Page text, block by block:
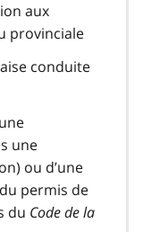
aux
provinciale
conduite
une
ou d’une
permis de
du Code de la